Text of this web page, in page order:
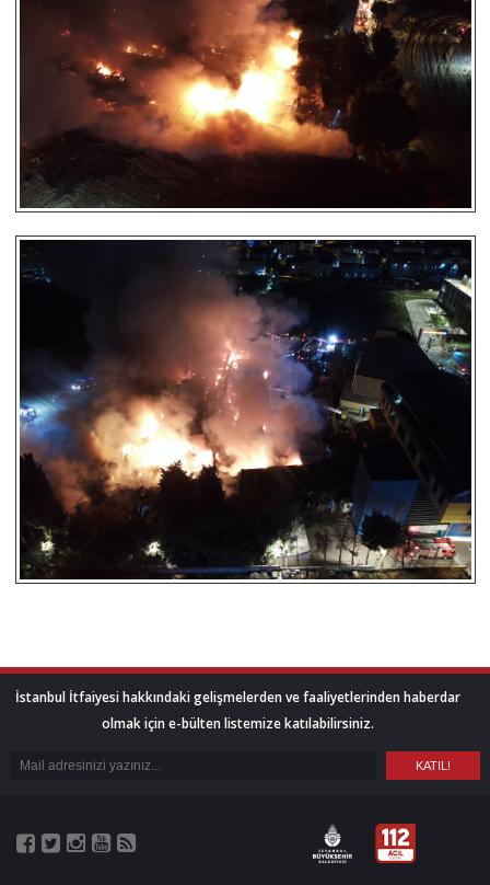
İstanbul İtfaiyesi hakkındaki gelişmelerden ve faaliyetlerinden haberdar
olmak için e-bülten listemize katılabilirsiniz.